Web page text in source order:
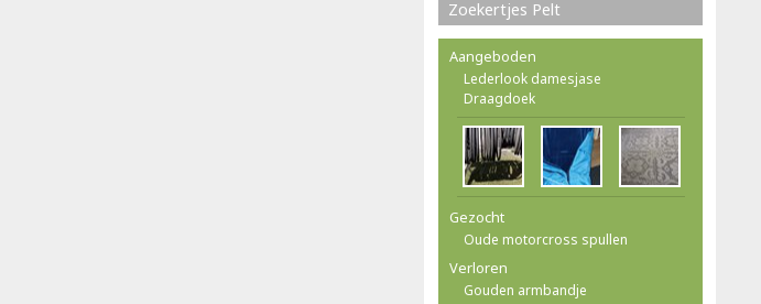
Zoekertjes Pelt
Aangeboden
Lederlook damesjase
Draagdoek
Gezocht
Oude motorcross spullen
Verloren
Gouden armbandje